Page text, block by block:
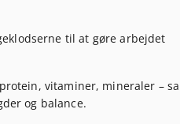
til at gøre arbejdet
vitaminer, mineraler –
og balance.